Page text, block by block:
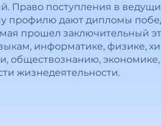
Право поступления в
профилю дают дипломы
мая прошел заключительный
информатике, физике,
обществознанию, экономике,
жизнедеятельности.